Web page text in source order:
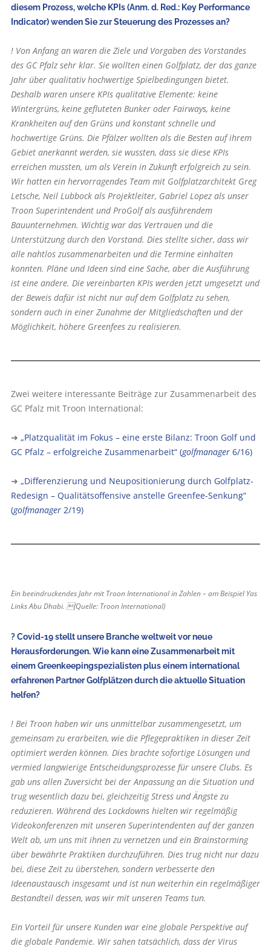
diesem Prozess, welche KPIs (Anm. d. Red.: Key Performance
Indicator) wenden Sie zur Steuerung des Prozesses an?
! Von Anfang an waren die Ziele und Vorgaben des Vorstandes
des GC Pfalz sehr klar. Sie wollten einen Golfplatz, der das ganze
Jahr über qualitativ hochwertige Spielbedingungen bietet.
Deshalb waren unsere KPIs qualitative Elemente: keine
Wintergrüns, keine gefluteten Bunker oder Fairways, keine
Krankheiten auf den Grüns und konstant schnelle und
hochwertige Grüns. Die Pfälzer wollten als die Besten auf ihrem
Gebiet anerkannt werden, sie wussten, dass sie diese KPIs
erreichen mussten, um als Verein in Zukunft erfolgreich zu sein.
Wir hatten ein hervorragendes Team mit Golfplatzarchitekt Greg
Letsche, Neil Lubbock als Projektleiter, Gabriel Lopez als unser
Troon Superintendent und ProGolf als ausführendem
Bauunternehmen. Wichtig war das Vertrauen und die
Unterstützung durch den Vorstand. Dies stellte sicher, dass wir
alle nahtlos zusammenarbeiten und die Termine einhalten
konnten. Pläne und Ideen sind eine Sache, aber die Ausführung
ist eine andere. Die vereinbarten KPIs werden jetzt umgesetzt und
der Beweis dafür ist nicht nur auf dem Golfplatz zu sehen,
sondern auch in einer Zunahme der Mitgliedschaften und der
Möglichkeit, höhere Greenfees zu realisieren.
Zwei weitere interessante Beiträge zur Zusammenarbeit des
GC Pfalz mit Troon International:
➜ „Platzqualität im Fokus – eine erste Bilanz: Troon Golf und
GC Pfalz – erfolgreiche Zusammenarbeit“ (golfmanager6/16)
➜ „Differenzierung und Neupositionierung durch Golfplatz-
Redesign – Qualitätsoffensive anstelle Greenfee-Senkung“
(golfmanager2/19)
Ein beeindruckendes Jahr mit Troon International in Zahlen – am Beispiel Yas
Links Abu Dhabi. (Quelle: Troon International)
? Covid-19 stellt unsere Branche weltweit vor neue
Herausforderungen. Wie kann eine Zusammenarbeit mit
einem Greenkeepingspezialisten plus einem international
erfahrenen Partner Golfplätzen durch die aktuelle Situation
helfen?
! Bei Troon haben wir uns unmittelbar zusammengesetzt, um
gemeinsam zu erarbeiten, wie die Pflegepraktiken in dieser Zeit
optimiert werden können. Dies brachte sofortige Lösungen und
vermied langwierige Entscheidungsprozesse für unsere Clubs. Es
gab uns allen Zuversicht bei der Anpassung an die Situation und
trug wesentlich dazu bei, gleichzeitig Stress und Ängste zu
reduzieren. Während des Lockdowns hielten wir regelmäßig
Videokonferenzen mit unseren Superintendenten auf der ganzen
Welt ab, um uns mit ihnen zu vernetzen und ein Brainstorming
über bewährte Praktiken durchzuführen. Dies trug nicht nur dazu
bei, diese Zeit zu überstehen, sondern verbesserte den
Ideenaustausch insgesamt und ist nun weiterhin ein regelmäßiger
Bestandteil dessen, was wir mit unseren Teams tun.
Ein Vorteil für unsere Kunden war eine globale Perspektive auf
die globale Pandemie. Wir sahen tatsächlich, dass der Virus